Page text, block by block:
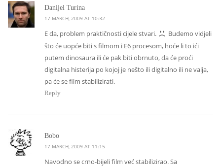
Danijel Turinasays:
17 MARCH, 2009 AT 10:32
E da, problem praktičnosti cijele stvari.
Budemo vidjeli
što će uopće biti s filmom i E6 procesom, hoće li to ići
putem dinosaura ili će pak biti obrnuto, da će proći
digitalna histerija po kojoj je nešto ili digitalno ili ne valja,
pa će se film stabilizirati.
Reply
Bobosays:
17 MARCH, 2009 AT 11:15
Navodno se crno-bijeli film već stabilizirao. Sa